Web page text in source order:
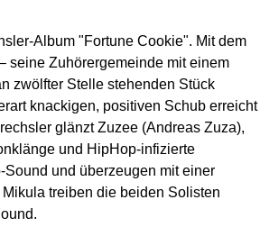
Album "Fortune Cookie". Mit dem
seine Zuhörergemeinde mit einem
zwölfter Stelle stehenden Stück
knackigen, positiven Schub erreicht
glänzt Zuzee (Andreas Zuza),
und HipHop-infizierte
und überzeugen mit einer
treiben die beiden Solisten